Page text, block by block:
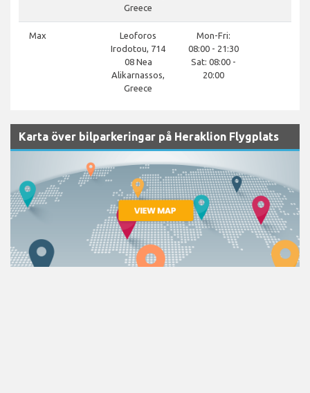
Greece
Max
Leoforos
Irodotou, 714
08 Nea
Alikarnassos,
Greece
Mon-Fri:
08:00 - 21:30
Sat: 08:00 -
20:00
Karta över bilparkeringar på Heraklion Flygplats